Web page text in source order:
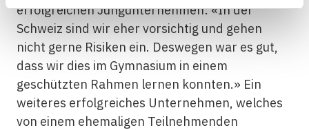
erfolgreichen Jungunternehmen: «In der
Schweiz sind wir eher vorsichtig und gehen
nicht gerne Risiken ein. Deswegen war es gut,
dass wir dies im Gymnasium in einem
geschützten Rahmen lernen konnten.» Ein
weiteres erfolgreiches Unternehmen, welches
von einem ehemaligen Teilnehmenden